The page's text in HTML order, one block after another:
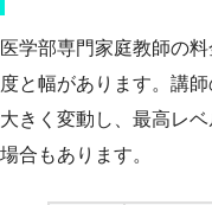
医学部専門家庭教師の
度と幅があります。講
大きく変動し、最高レ
場合もあります。